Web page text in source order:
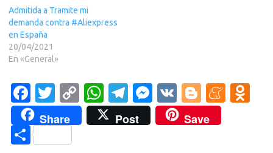
Admitida a Tramite mi
demanda contra #Aliexpress
en España
20/04/2021
En «General»
Fa
c
e
T
w
it
C
o
p
W
h
at
T
el
e
M
es
se
V
K
Bl
o
g
M
Share Post Save
C